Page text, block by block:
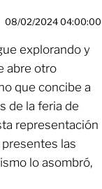
08/02/2024 04:00:00
explorando y
abre otro
que concibe a
de la feria de
representación
las
lo asombró,